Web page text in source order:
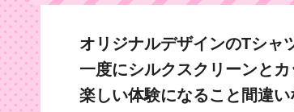
オリジナルデザインのTシャ
一度にシルクスクリーンと
楽しい体験になること間違い